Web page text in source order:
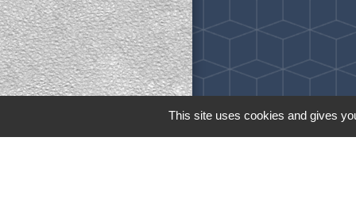
This site uses cookies and gives